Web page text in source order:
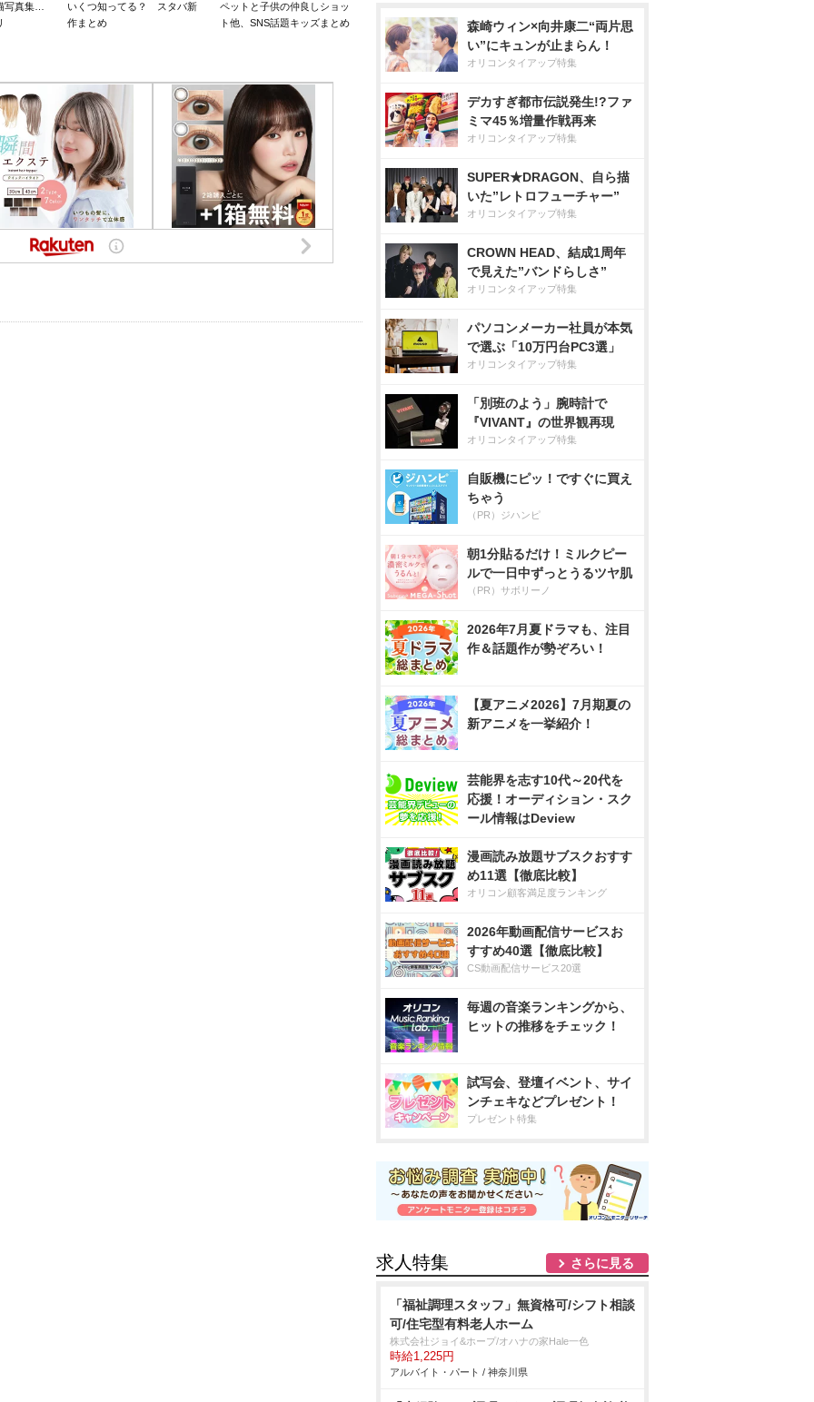
写真集…
いくつ知ってる？ スタバ新
作まとめ
ペットと子供の仲良しショッ
ト他、SNS話題キッズまとめ
森崎ウィン×向井康二“両片思
い”にキュンが止まらん！
オリコンタイアップ特集
デカすぎ都市伝説発生!?ファ
ミマ45％増量作戦再来
オリコンタイアップ特集
SUPER★DRAGON、自ら描
いた”レトロフューチャー”
オリコンタイアップ特集
CROWN HEAD、結成1周年
で見えた”バンドらしさ”
オリコンタイアップ特集
パソコンメーカー社員が本気
で選ぶ「10万円台PC3選」
オリコンタイアップ特集
「別班のよう」腕時計で
『VIVANT』の世界観再現
オリコンタイアップ特集
自販機にピッ！ですぐに買え
ちゃう
（PR）ジハンピ
朝1分貼るだけ！ミルクピー
ルで一日中ずっとうるツヤ肌
（PR）サボリーノ
2026年7月夏ドラマも、注目
作＆話題作が勢ぞろい！
【夏アニメ2026】7月期夏の
新アニメを一挙紹介！
芸能界を志す10代～20代を
応援！オーディション・スク
ール情報はDeview
漫画読み放題サブスクおすす
め11選【徹底比較】
オリコン顧客満足度ランキング
2026年動画配信サービスお
すすめ40選【徹底比較】
CS動画配信サービス20選
毎週の音楽ランキングから、
ヒットの推移をチェック！
試写会、登壇イベント、サイ
ンチェキなどプレゼント！
プレゼント特集
求人特集 さらに見る
「福祉調理スタッフ」無資格可/シフト相談
可/住宅型有料老人ホーム
株式会社ジョイ&ホープ/オハナの家Hale一色
時給1,225円
アルバイト・パート / 神奈川県